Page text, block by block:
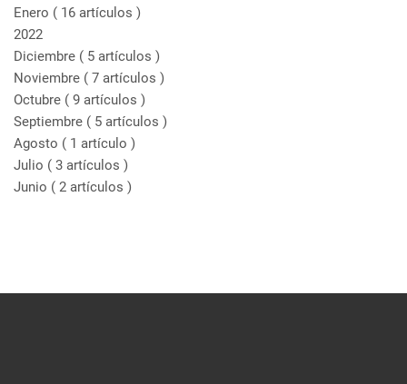
Enero ( 16 artículos )
2022
Diciembre ( 5 artículos )
Noviembre ( 7 artículos )
Octubre ( 9 artículos )
Septiembre ( 5 artículos )
Agosto ( 1 artículo )
Julio ( 3 artículos )
Junio ( 2 artículos )